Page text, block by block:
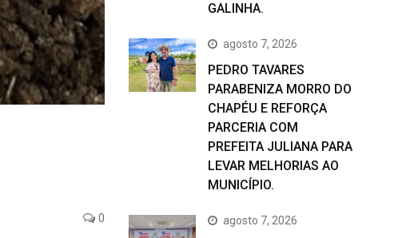
0
GALINHA.
agosto 7, 2026
PEDRO TAVARES
PARABENIZA MORRO DO
CHAPÉU E REFORÇA
PARCERIA COM
PREFEITA JULIANA PARA
LEVAR MELHORIAS AO
MUNICÍPIO.
agosto 7, 2026